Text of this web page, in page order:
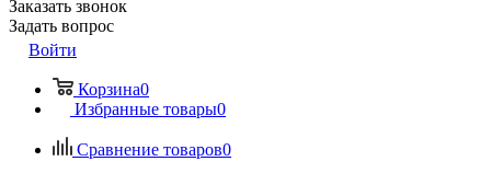
Заказать звонок
Задать вопрос
Войти
Корзина0
Избранные товары0
Сравнение товаров0